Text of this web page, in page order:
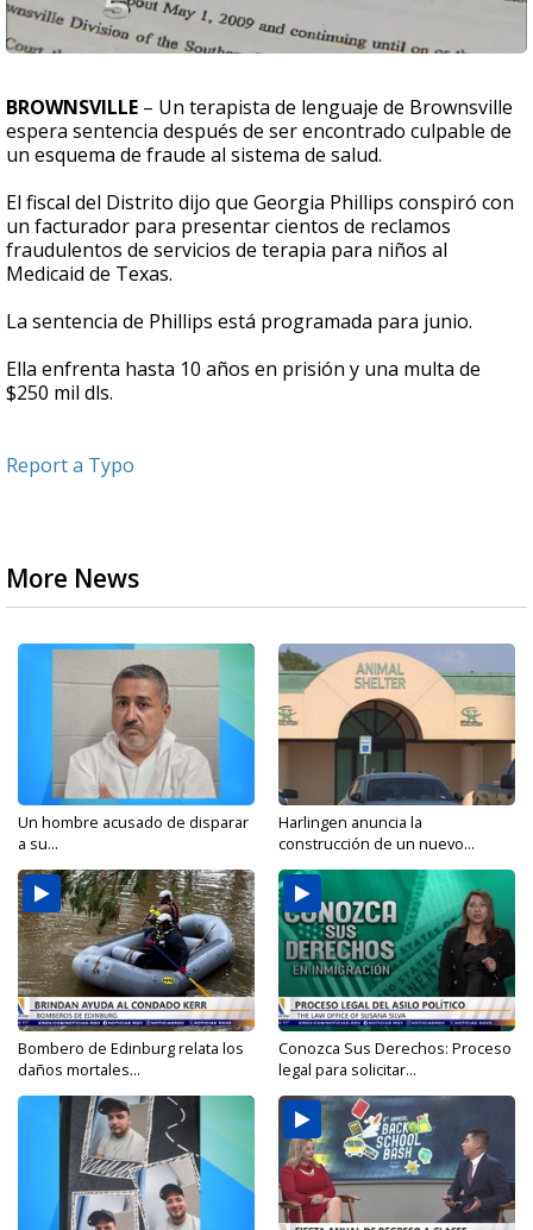
BROWNSVILLE – Un terapista de lenguaje de Brownsville
espera sentencia después de ser encontrado culpable de
un esquema de fraude al sistema de salud.
El fiscal del Distrito dijo que Georgia Phillips conspiró con
un facturador para presentar cientos de reclamos
fraudulentos de servicios de terapia para niños al
Medicaid de Texas.
La sentencia de Phillips está programada para junio.
Ella enfrenta hasta 10 años en prisión y una multa de
$250 mil dls.
Report a Typo
More News
Un hombre acusado de disparar
a su...
Harlingen anuncia la
construcción de un nuevo...
Bombero de Edinburg relata los
daños mortales...
Conozca Sus Derechos: Proceso
legal para solicitar...